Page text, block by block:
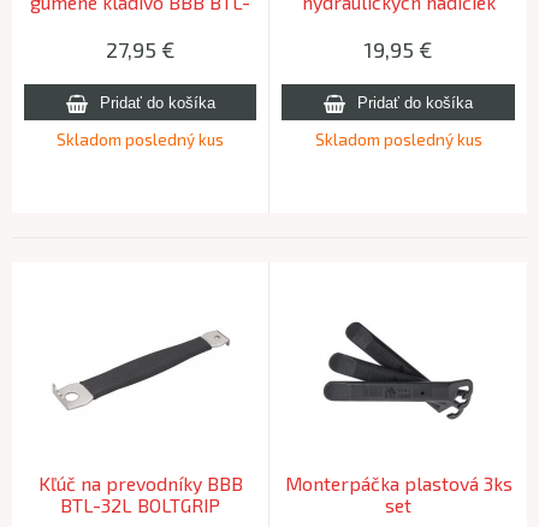
27,95 €
Skladom posledný kus
HYDRAULIC
19,95 €
Skladom posledný kus
Kľúč na prevodníky BBB
BTL-32L BOLTGRIP
Monterpáčka plastová 3ks
set